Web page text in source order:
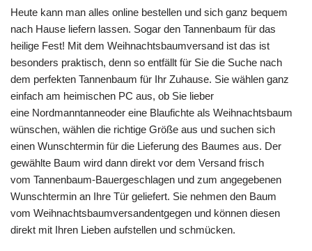
Heute kann man alles online bestellen und sich ganz bequem
nach Hause liefern lassen. Sogar den Tannenbaum für das
heilige Fest! Mit dem Weihnachtsbaumversand ist das ist
besonders praktisch, denn so entfällt für Sie die Suche nach
dem perfekten Tannenbaum für Ihr Zuhause. Sie wählen ganz
einfach am heimischen PC aus, ob Sie lieber
eine Nordmanntanneoder eine Blaufichte als Weihnachtsbaum
wünschen, wählen die richtige Größe aus und suchen sich
einen Wunschtermin für die Lieferung des Baumes aus. Der
gewählte Baum wird dann direkt vor dem Versand frisch
vom Tannenbaum-Bauergeschlagen und zum angegebenen
Wunschtermin an Ihre Tür geliefert. Sie nehmen den Baum
vom Weihnachtsbaumversandentgegen und können diesen
direkt mit Ihren Lieben aufstellen und schmücken.